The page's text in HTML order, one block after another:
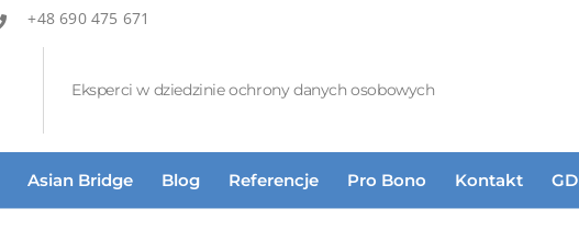
+48 690 475 671
Eksperci w dziedzinie ochrony danych osobowych
Asian Bridge Blog Referencje Pro Bono Kontakt